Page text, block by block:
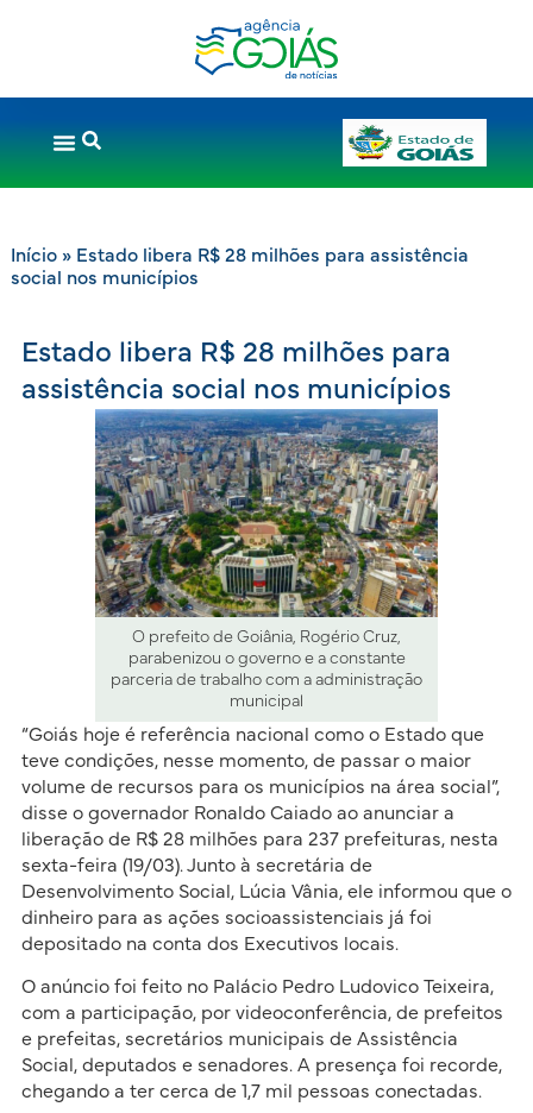
Início» Estado libera R$ 28 milhões para assistência
social nos municípios
Estado libera R$ 28 milhões para
assistência social nos municípios
O prefeito de Goiânia, Rogério Cruz,
parabenizou o governo e a constante
parceria de trabalho com a administração
municipal
“Goiás hoje é referência nacional como o Estado que
teve condições, nesse momento, de passar o maior
volume de recursos para os municípios na área social”,
disse o governador Ronaldo Caiado ao anunciar a
liberação de R$ 28 milhões para 237 prefeituras, nesta
sexta-feira (19/03). Junto à secretária de
Desenvolvimento Social, Lúcia Vânia, ele informou que o
dinheiro para as ações socioassistenciais já foi
depositado na conta dos Executivos locais.
O anúncio foi feito no Palácio Pedro Ludovico Teixeira,
com a participação, por videoconferência, de prefeitos
e prefeitas, secretários municipais de Assistência
Social, deputados e senadores. A presença foi recorde,
chegando a ter cerca de 1,7 mil pessoas conectadas.